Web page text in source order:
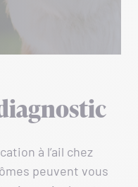
à l’ail chez
peuvent vous